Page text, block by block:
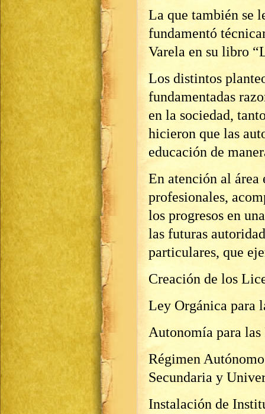
La que también se
fundamentó
Varela en su libro
Los distintos
fundamentadas
en la sociedad,
hicieron que las
educación de
En atención al
profesionales,
los progresos en
las futuras
particulares, que
Creación de los
Ley Orgánica para
Autonomía para las
Régimen
Secundaria y
Instalación de